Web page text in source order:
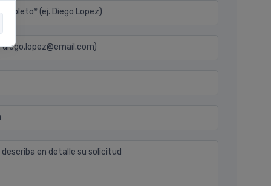
(ej. Diego Lopez)
diego.lopez@email.com)
en detalle su solicitud